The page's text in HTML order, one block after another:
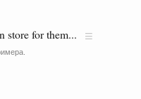
store for them...